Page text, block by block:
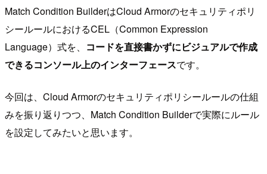
Match Condition BuilderはCloud Armorのセキュリティポリ
シールールにおけるCEL（Common Expression
Language）式を、 コードを直接書かずにビジュアルで作成
できるコンソール上のインターフェースです。
今回は、Cloud Armorのセキュリティポリシールールの仕組
みを振り返りつつ、Match Condition Builderで実際にルール
を設定してみたいと思います。